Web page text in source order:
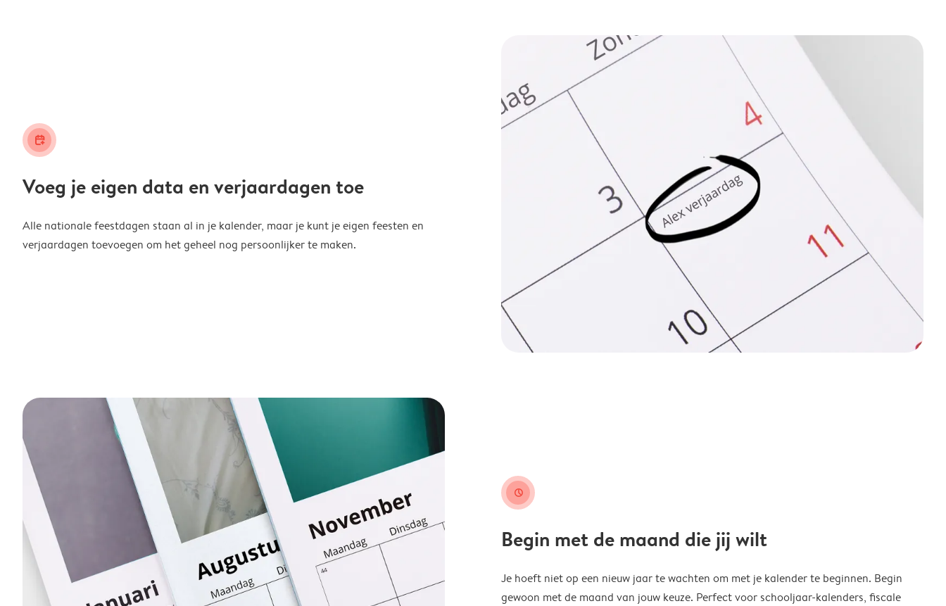
calendar_plus
Voeg je eigen data en verjaardagen toe
Alle nationale feestdagen staan al in je kalender, maar je kunt je eigen feesten en
verjaardagen toevoegen om het geheel nog persoonlijker te maken.
clock
Begin met de maand die jij wilt
Je hoeft niet op een nieuw jaar te wachten om met je kalender te beginnen. Begin
gewoon met de maand van jouw keuze. Perfect voor schooljaar-kalenders, fiscale